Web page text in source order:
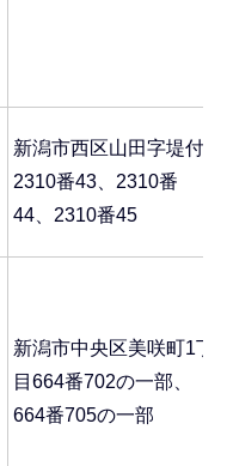
新潟市西区山田字堤付
2310番43、2310番
44、2310番45
新潟市中央区美咲町1丁
目664番702の一部、
664番705の一部